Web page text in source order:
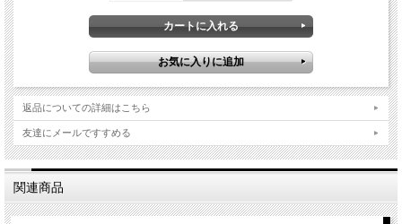
返品についての詳細はこちら
友達にメールですすめる
関連商品